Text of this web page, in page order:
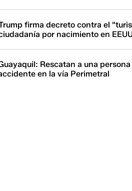
firma decreto contra el
por nacimiento en
Rescatan a una
en la vía Perimetral